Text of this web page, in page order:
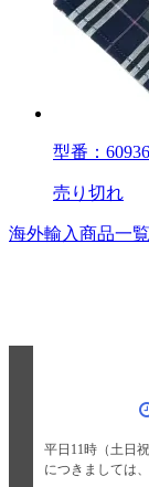
型番：60936
売り切れ
海外輸入商品一覧
平日11時（土日
につきましては